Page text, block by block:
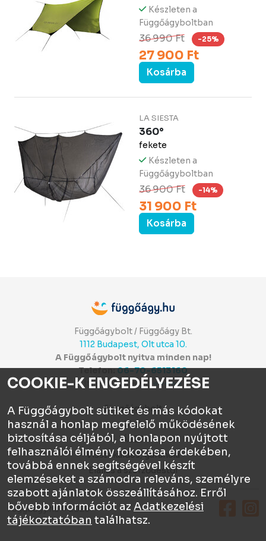
Készleten a
Függőágyboltban
36 990 Ft -25%
27 900 Ft
Kosárba
LA SIESTA
360°
fekete
Készleten a
Függőágyboltban
36 900 Ft -14%
31 900 Ft
Kosárba
Függőágybolt / Függőágy Bt.
1112 Budapest, Olt utca 10.
A Függőágybolt nyitva minden nap!
Telefon:06-70-6513160
Itt értékelhetsz:⭐⭐⭐⭐⭐
Függőágybolt
Chat
ÁSZF
Visszaküldés, garancia
Elállás a szerződéstől
Függőágy.hu © 2026
COOKIE-K ENGEDÉLYEZÉSE
A Függőágybolt sütiket és más kódokat
használ a honlap megfelelő működésének
biztosítása céljából, a honlapon nyújtott
felhasználói élmény fokozása érdekében,
továbbá ennek segítségével készít
elemzéseket a számodra releváns, személyre
szabott ajánlatok összeállításához. Erről
bővebb információt az Adatkezelési
tájékoztatóban találhatsz.